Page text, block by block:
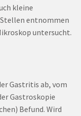
kleine
entnommen
untersucht.
Gastritis ab, vom
Gastroskopie
Befund. Wird